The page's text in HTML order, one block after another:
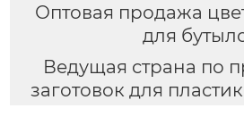
Оптовая продажа
для
Ведущая страна по
заготовок для